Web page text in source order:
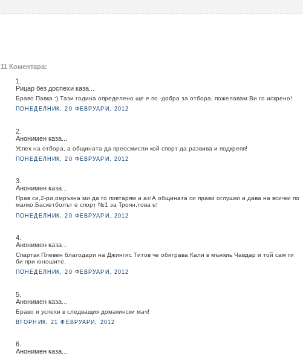
11 Коментара:
1.
Рицар без доспехи каза...
Браво Павка :) Тази година определено ще е по -добра за отбора, пожелавам Ви го искрено!
ПОНЕДЕЛНИК, 20 ФЕВРУАРИ, 2012
2.
Анонимен каза...
Успех на отбора, а общината да преосмисли кой спорт да развива и подкрепя!
ПОНЕДЕЛНИК, 20 ФЕВРУАРИ, 2012
3.
Анонимен каза...
Прав си,2-ри,омръзна ми да го повтарям и аз!А общината си прави оглушки и дава на всички по
малко.Баскетболът е спорт №1 за Троян,това е!
ПОНЕДЕЛНИК, 20 ФЕВРУАРИ, 2012
4.
Анонимен каза...
Спартак Плевен благодари на Джингис Титов че обиграва Кали в мъжкиь Чавдар и той сам ги
би при юношите.
ПОНЕДЕЛНИК, 20 ФЕВРУАРИ, 2012
5.
Анонимен каза...
Браво и успехи в следващия домакински мач!
ВТОРНИК, 21 ФЕВРУАРИ, 2012
6.
Анонимен каза...